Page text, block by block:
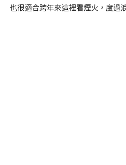
也很適合跨年來這裡看煙火，度過